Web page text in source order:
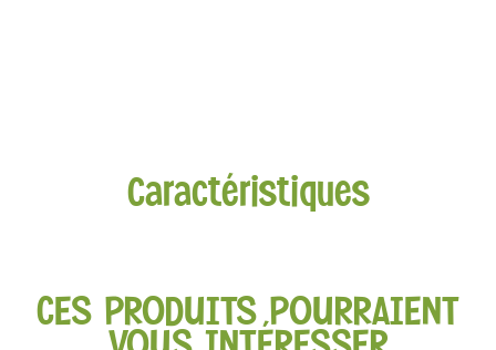
Caractéristiques
CES PRODUITS POURRAIENT